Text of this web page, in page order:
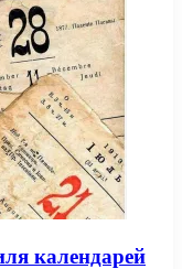
календарей